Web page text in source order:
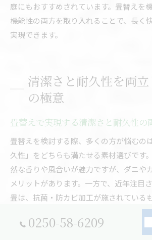
庭にもおすすめされています。畳替えを
機能性の両方を取り入れることで、長く
実現できます。
清潔さと耐久性を両
の極意
畳替えで実現する清潔さと耐久性の
畳替えを検討する際、多くの方が悩むの
久性」をどちらも満たせる素材選びです
然な香りや風合いが魅力ですが、ダニや
メリットがあります。一方で、近年注目
畳は、抗菌・防カビ加工が施されている
特に小さなお子様やペットがいるご家庭
0250-58-6209